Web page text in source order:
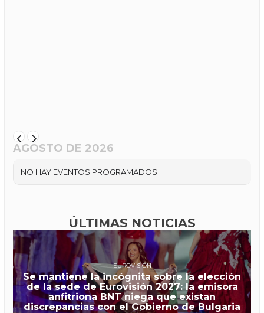
AGOSTO DE 2026
NO HAY EVENTOS PROGRAMADOS
ÚLTIMAS NOTICIAS
EUROVISIÓN
Se mantiene la incógnita sobre la elección
de la sede de Eurovisión 2027: la emisora
anfitriona BNT niega que existan
discrepancias con el Gobierno de Bulgaria